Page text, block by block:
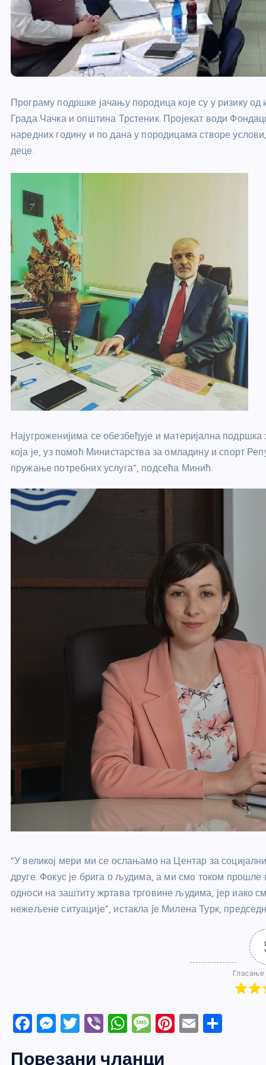
Програму подршке јачању породица које су у ризику
Града Чачка и општина Трстеник. Пројекат води
наредних годину и по дана у породицама створе
деце.
Најугроженијима се обезбеђује и материјална
која је, уз помоћ Министарства за омладину и спорт
пружање потребних услуга”, подсећа Минић.
“У великој мери ми се ослањамо на Центар за
друге. Фокус је брига о људима, а ми смо током прошле
односи на заштиту жртава трговине људима, јер иако
нежељене ситуације”, истакла је Милена Турк,
Гласање
F
M T
Vi W M Pi E
Повезани чланци